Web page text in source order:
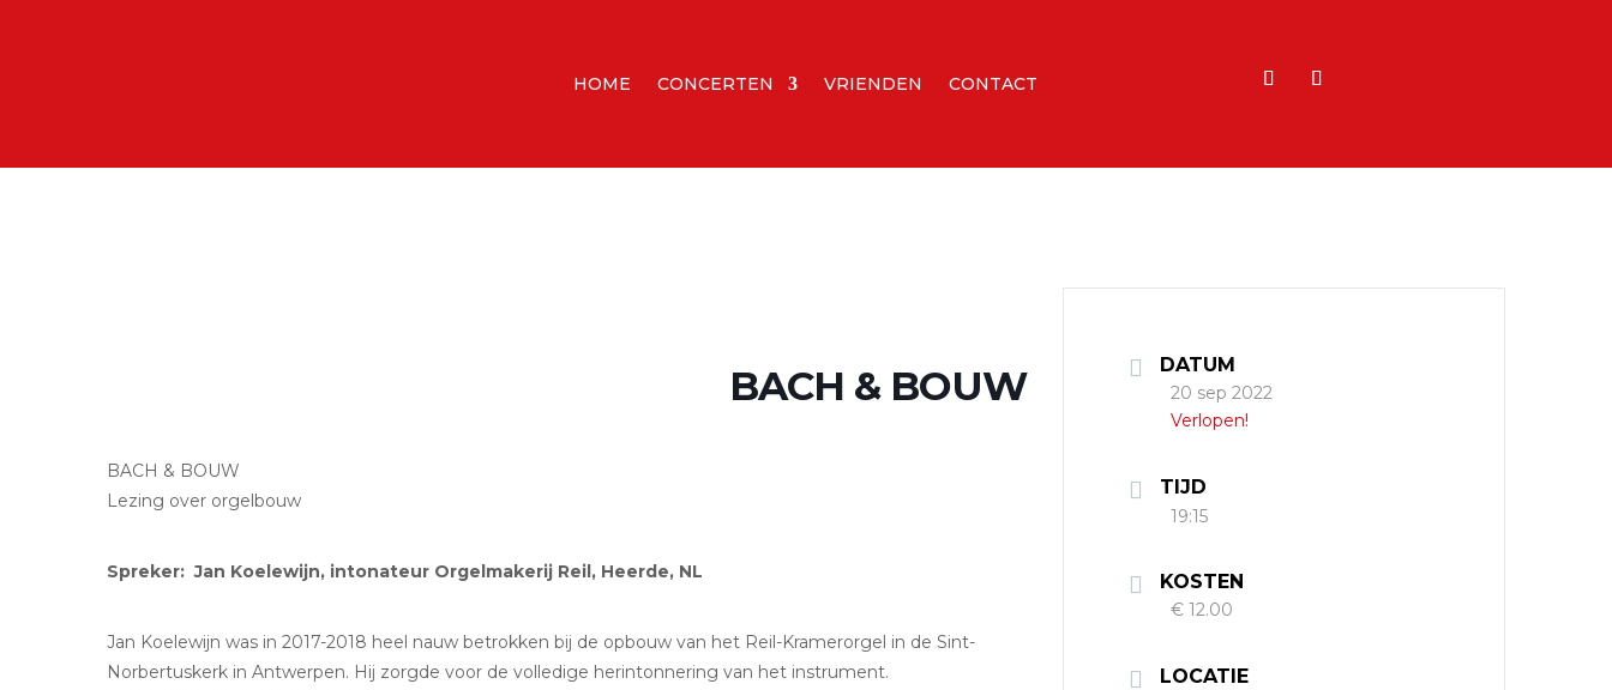
HOME CONCERTEN VRIENDEN CONTACT
BACH & BOUW
BACH & BOUW
Lezing over orgelbouw
Spreker: Jan Koelewijn, intonateur Orgelmakerij Reil, Heerde, NL
Jan Koelewijn was in 2017-2018 heel nauw betrokken bij de opbouw van het Reil-Kramerorgel in de Sint-
Norbertuskerk in Antwerpen. Hij zorgde voor de volledige herintonnering van het instrument.
DATUM
20 sep 2022
Verlopen!
TIJD
19:15
KOSTEN
€ 12.00
LOCATIE